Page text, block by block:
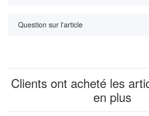
Question sur l'article
Clients ont acheté les
en plus